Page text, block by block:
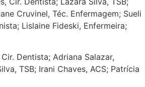
Cruvinel, Téc. Enfermagem; Sueli
Lislaine Fideski, Enfermeira;
Dentista; Adriana Salazar,
TSB; Irani Chaves, ACS; Patrícia